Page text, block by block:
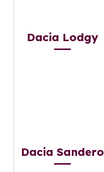
Dacia Lodgy
Dacia Sandero